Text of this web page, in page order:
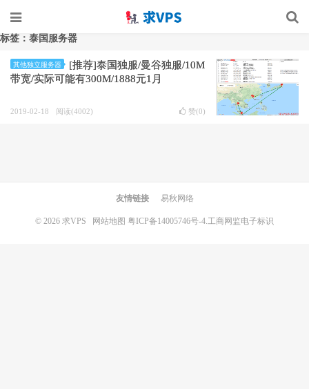
标签：泰国服务器
其他独立服务器
[推荐]泰国独服/曼谷独服/10M
带宽/实际可能有300M/1888元1月
2019-02-18 阅读(4002) 赞(0)
友情链接 易秋网络
© 2026 求VPS 网站地图 粤ICP备14005746号-4.工商网监电子标识